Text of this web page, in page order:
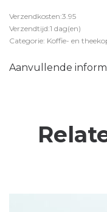
Verzendkosten:3.95
Verzendtijd:1 dag(en)
Categorie: Koffie- en
Aanvullende